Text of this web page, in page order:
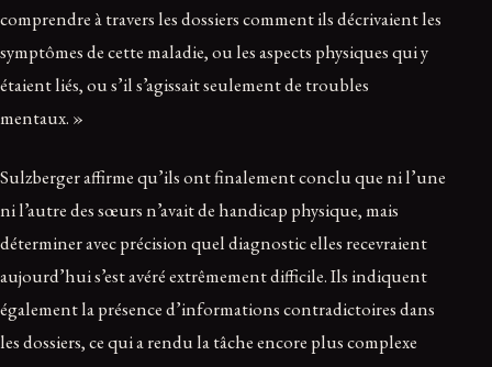
comprendre à travers les dossiers comment ils décrivaient les
symptômes de cette maladie, ou les aspects physiques qui y
étaient liés, ou s’il s’agissait seulement de troubles
mentaux. »
Sulzberger affirme qu’ils ont finalement conclu que ni l’une
ni l’autre des sœurs n’avait de handicap physique, mais
déterminer avec précision quel diagnostic elles recevraient
aujourd’hui s’est avéré extrêmement difficile. Ils indiquent
également la présence d’informations contradictoires dans
les dossiers, ce qui a rendu la tâche encore plus complexe